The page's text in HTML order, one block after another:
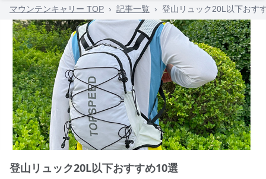
マウンテンキャリー TOP › 記事一覧 › 登山リュック20L以下おす
登山リュック20L以下おすすめ10選